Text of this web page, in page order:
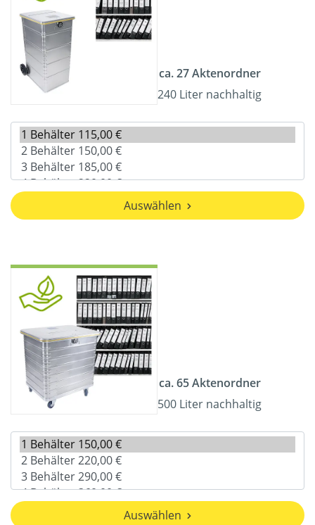
ca. 27 Aktenordner
240 Liter nachhaltig
Auswählen
ca. 65 Aktenordner
500 Liter nachhaltig
Auswählen